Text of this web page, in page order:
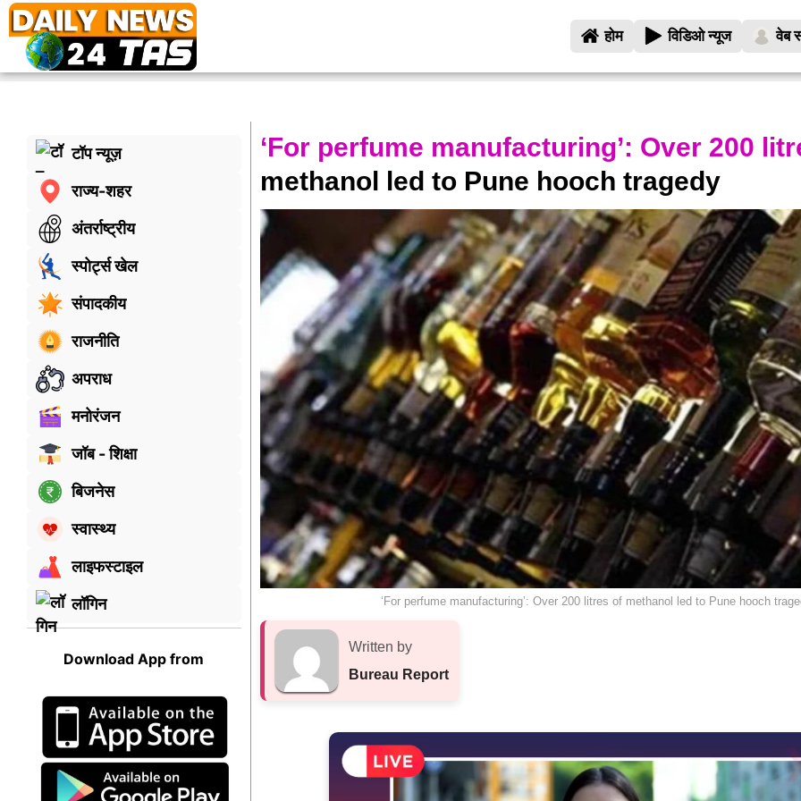
होम विडिओ न्यूज वेब
टॉप न्यूज़
राज्य-शहर
अंतर्राष्ट्रीय
स्पोर्ट्स खेल
संपादकीय
राजनीति
अपराध
मनोरंजन
जॉब - शिक्षा
बिजनेस
स्वास्थ्य
लाइफस्टाइल
लॉगिन
Download App from
‘For perfume manufacturing’: Over 200
methanol led to Pune hooch tragedy
‘For perfume manufacturing’: Over 200 litres of methanol led to Pune hooch
Written by
Bureau Report